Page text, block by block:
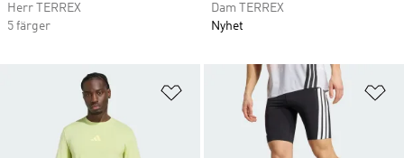
Herr TERREX
5 färger
Dam TERREX
Nyhet
Lägg till på önskelistan